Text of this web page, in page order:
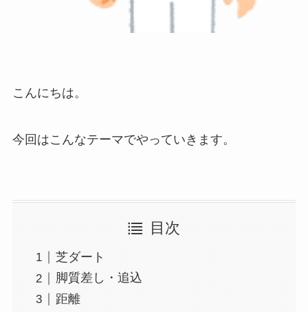
こんにちは。
今回はこんなテーマでやっていきます。
目次
芝ダート
脚質差し・追込
距離